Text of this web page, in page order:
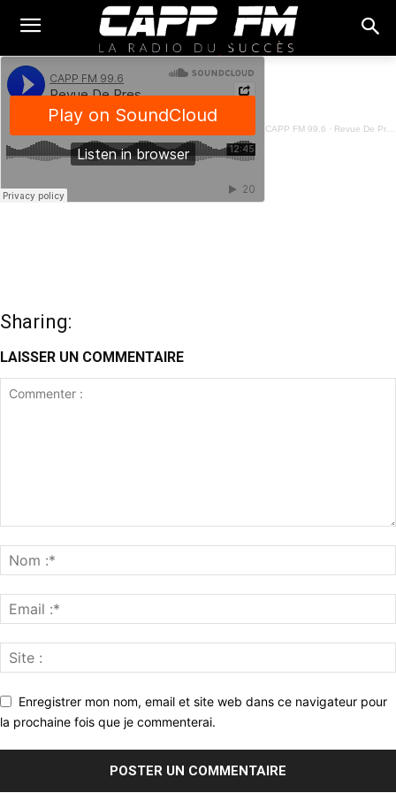
CAPP FM 99.6 · Revue De Presse Fon - 23 Mai 2025
Sharing:
LAISSER UN COMMENTAIRE
Enregistrer mon nom, email et site web dans ce navigateur pour
la prochaine fois que je commenterai.